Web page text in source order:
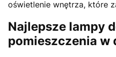
oświetlenie wnętrza, które
Najlepsze lampy
pomieszczenia w